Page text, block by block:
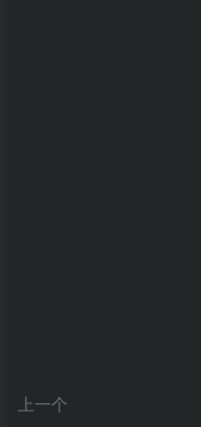
上一个